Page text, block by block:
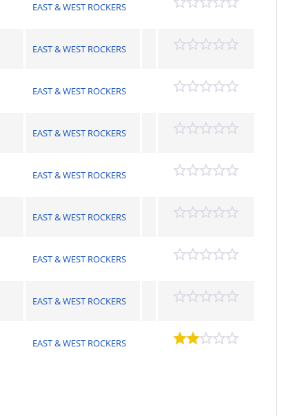
EAST & WEST ROCKERS
EAST & WEST ROCKERS
EAST & WEST ROCKERS
EAST & WEST ROCKERS
EAST & WEST ROCKERS
EAST & WEST ROCKERS
EAST & WEST ROCKERS
EAST & WEST ROCKERS
EAST & WEST ROCKERS